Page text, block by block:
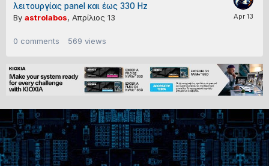
λειτουργίας panel και έως 330 Hz
By astrolabos, Απρίλιος 13
0 comments 569 views